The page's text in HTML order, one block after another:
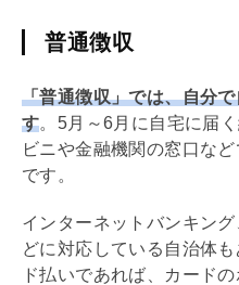
普通徴収
「普通徴収」では、自分
す。5月～6月に自宅に届
ビニや金融機関の窓口な
です。
インターネットバンキン
どに対応している自治体
ド払いであれば、カード